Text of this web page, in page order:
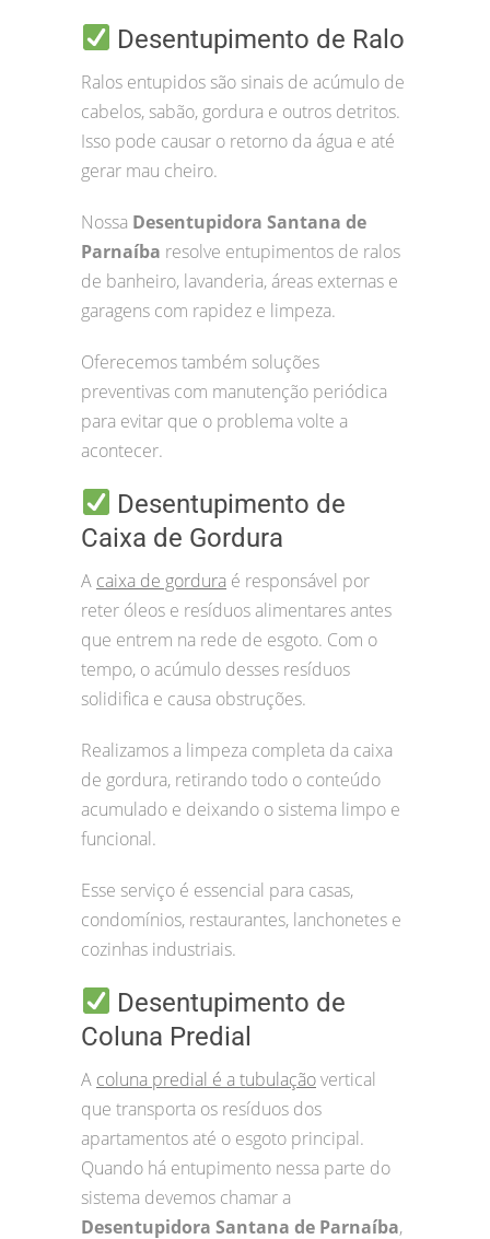
Desentupimento de Ralo
Ralos entupidos são sinais de acúmulo de
cabelos, sabão, gordura e outros detritos.
Isso pode causar o retorno da água e até
gerar mau cheiro.
Nossa Desentupidora Santana de
Parnaíba resolve entupimentos de ralos
de banheiro, lavanderia, áreas externas e
garagens com rapidez e limpeza.
Oferecemos também soluções
preventivas com manutenção periódica
para evitar que o problema volte a
acontecer.
Desentupimento de
Caixa de Gordura
A caixa de gordura é responsável por
reter óleos e resíduos alimentares antes
que entrem na rede de esgoto. Com o
tempo, o acúmulo desses resíduos
solidifica e causa obstruções.
Realizamos a limpeza completa da caixa
de gordura, retirando todo o conteúdo
acumulado e deixando o sistema limpo e
funcional.
Esse serviço é essencial para casas,
condomínios, restaurantes, lanchonetes e
cozinhas industriais.
Desentupimento de
Coluna Predial
A coluna predial é a tubulaçãovertical
que transporta os resíduos dos
apartamentos até o esgoto principal.
Quando há entupimento nessa parte do
sistema devemos chamar a
Desentupidora Santana de Parnaíba,